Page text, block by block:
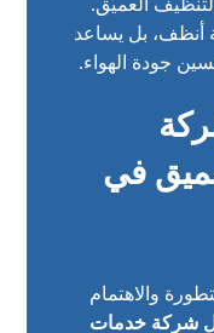
أنظف، بل يساعد
جودة الهواء.
في
والاهتمام
شركة خدمات